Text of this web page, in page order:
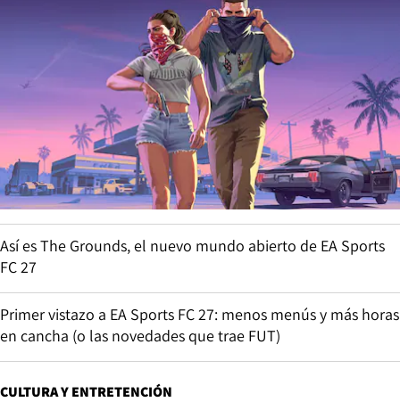
Así es The Grounds, el nuevo mundo abierto de EA Sports
FC 27
Primer vistazo a EA Sports FC 27: menos menús y más horas
en cancha (o las novedades que trae FUT)
CULTURA Y ENTRETENCIÓN